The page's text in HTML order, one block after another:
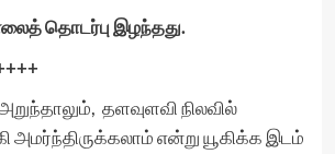
தொடர்பு இழந்தது.
தளவுளவி நிலவில்
அமர்ந்திருக்கலாம் என்று யூகிக்க இடம்